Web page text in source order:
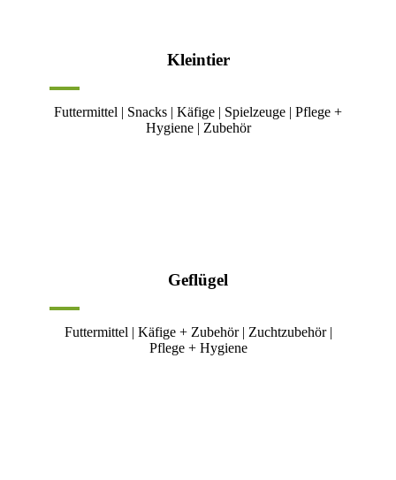
Kleintier
Futtermittel | Snacks | Käfige | Spielzeuge | Pflege +
Hygiene | Zubehör
Geflügel
Futtermittel | Käfige + Zubehör | Zuchtzubehör |
Pflege + Hygiene